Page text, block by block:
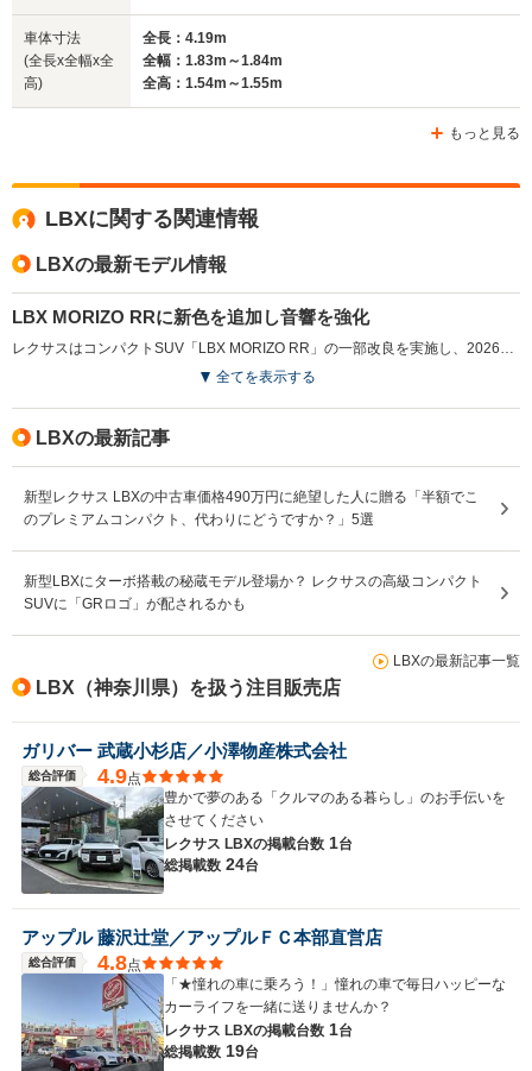
車体寸法
(全長x全幅x全
高)
全長：4.19m
全幅：1.83m～1.84m
全高：1.54m～1.55m
もっと見る
LBXに関する関連情報
LBXの最新モデル情報
LBX MORIZO RRに新色を追加し音響を強化
レクサスはコンパクトSUV「LBX MORIZO RR」の一部改良を実施し、2026年5月に発売した。新たに外装色ニュートリノグレー＆ブラックと内装色オーカーを追加し、選択肢を拡充した。スピーカーを追加し17スピーカーとした「マーク レビンソン プレミアム サラウンド サウンド システム」をアクティブサウンドコントロールとともに改良し、ドライビング時の臨場感を高めている。さらにドライバーモニター機能を含む予防安全装備の充実により、運転支援性能も強化された。（2026.5）
全てを表示する
LBXの最新記事
新型レクサス LBXの中古車価格490万円に絶望した人に贈る「半額でこ
のプレミアムコンパクト、代わりにどうですか？」5選
新型LBXにターボ搭載の秘蔵モデル登場か？ レクサスの高級コンパクト
SUVに「GRロゴ」が配されるかも
LBXの最新記事一覧
LBX（神奈川県）を扱う注目販売店
ガリバー 武蔵小杉店／小澤物産株式会社
総合評価 4.9点
豊かで夢のある「クルマのある暮らし」のお手伝いを
させてください
レクサス LBXの掲載台数 1台
総掲載数 24台
アップル 藤沢辻堂／アップルＦＣ本部直営店
総合評価 4.8点
「★憧れの車に乗ろう！」憧れの車で毎日ハッピーな
カーライフを一緒に送りませんか？
レクサス LBXの掲載台数 1台
総掲載数 19台